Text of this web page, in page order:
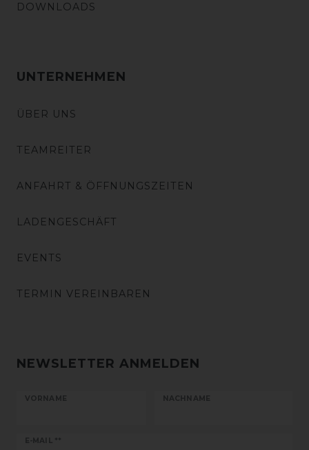
DOWNLOADS
UNTERNEHMEN
ÜBER UNS
TEAMREITER
ANFAHRT & ÖFFNUNGSZEITEN
LADENGESCHÄFT
EVENTS
TERMIN VEREINBAREN
NEWSLETTER ANMELDEN
VORNAME NACHNAME
E-MAIL **
Newsletter